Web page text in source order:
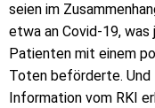
seien im
etwa an Covid-19,
Patienten mit einem
Toten beförderte.
Information vom RKI